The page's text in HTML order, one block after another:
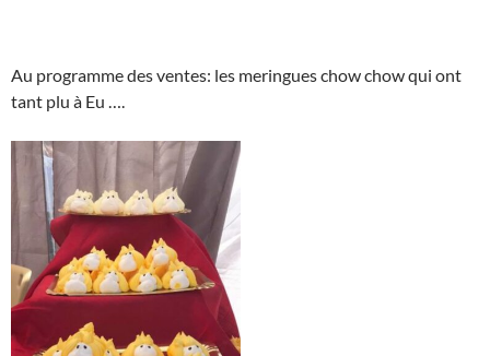
Au programme des ventes: les meringues chow chow qui ont
tant plu à Eu ….